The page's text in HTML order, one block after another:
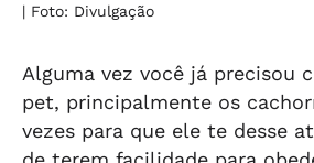
| Foto: Divulgação
Alguma vez você já precisou
pet, principalmente os
vezes para que ele te desse